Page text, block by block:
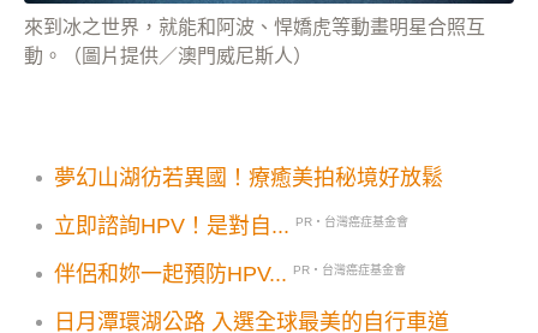
來到冰之世界，就能和阿波、悍嬌虎等動畫明星合照互
動。（圖片提供／澳門威尼斯人）
夢幻山湖彷若異國！療癒美拍秘境好放鬆
立即諮詢HPV！是對自...
PR・台灣癌症基金會
伴侶和妳一起預防HPV... PR・台灣癌症基金會
日月潭環湖公路 入選全球最美的自行車道